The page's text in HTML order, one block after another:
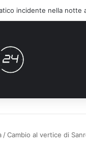
incidente nella notte
/Cambio al vertice di